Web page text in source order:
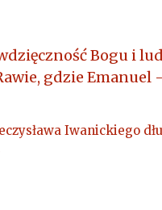
Bogu i
gdzie Emanuel
Iwanickiego